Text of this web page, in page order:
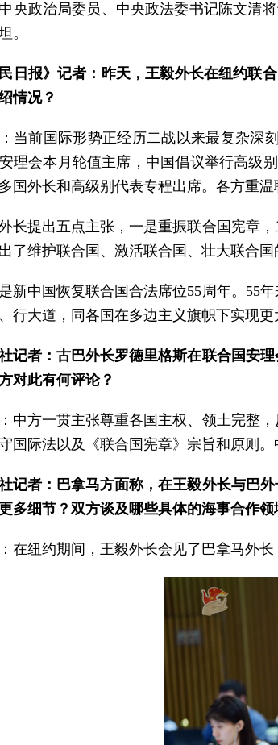
央政治局委员、中央政法委书记陈文清
。
民日报》记者：昨天，王毅外长在纽约联
情况？
当前国际形势正经历二战以来最复杂深
理会本月轮值主席，中国倡议举行高级
国外长和高级别代表专程出席。各方重
长提出五点主张，一是重振联合国宪章
了维护联合国、激活联合国、壮大联合
新中国恢复联合国合法席位55周年。55
行大道，同各国在多边主义旗帜下实现
记者：古巴外长罗德里格斯在联合国安
对此有何评论？
中方一贯主张尊重各国主权、领土完整
国际法以及《联合国宪章》宗旨和原则
记者：巴拿马方面称，在王毅外长与巴
多细节？双方谈及哪些具体的海事合作领
在纽约期间，王毅外长会见了巴拿马外